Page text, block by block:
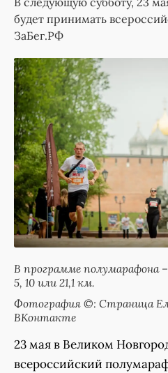
будет принимать
ЗаБег.РФ
В программе полумарафона –
5, 10 или 21,1 км.
Фотография ©: Страница
ВКонтакте
23 мая в Великом
всероссийский